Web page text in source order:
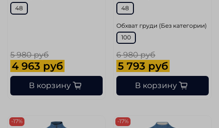
48
5 980 руб
4 963 руб
В корзину
48
Обхват груди (Без категории)
100
6 980 руб
5 793 руб
В корзину
-17% -17%